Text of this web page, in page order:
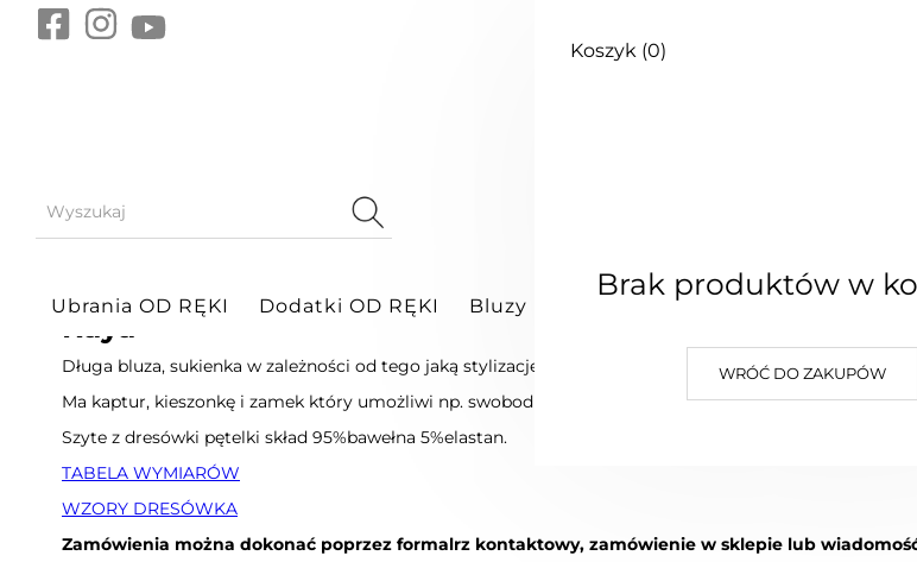
Ubrania OD RĘKI Dodatki OD RĘKI Bluzy Spodnie i spódnice
Koszyk (0)
Brak produktów w
WRÓĆ DO ZAKUPÓW
Raya
Długa bluza, sukienka w zależności od tego jaką stylizacje chcemy stworzyć.
Ma kaptur, kieszonkę i zamek który umożliwi np. swobodne karmienie piersią.
Szyte z dresówki pętelki skład 95%bawełna 5%elastan.
TABELA WYMIARÓW
WZORY DRESÓWKA
Zamówienia można dokonać poprzez formalrz kontaktowy, zamówienie w sklepie lub